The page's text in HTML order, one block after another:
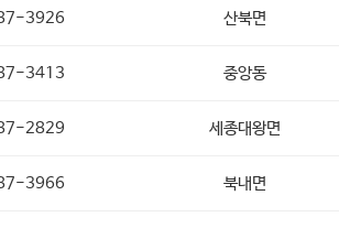
3926 산북면
3413 중앙동
2829 세종대왕면
3966 북내면